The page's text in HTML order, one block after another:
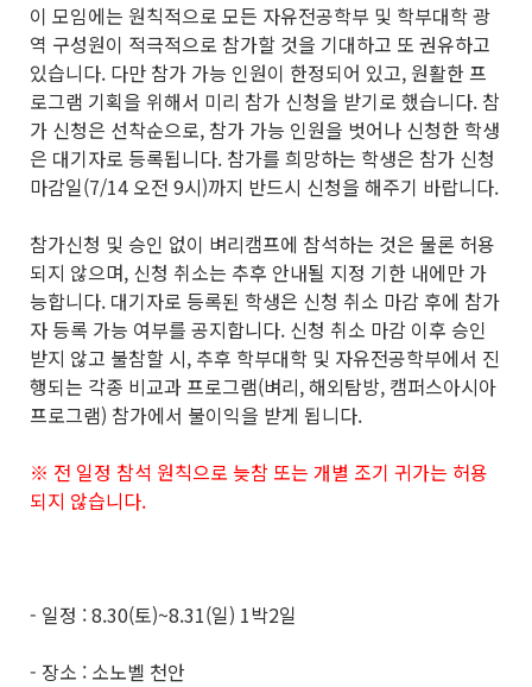
이 모임에는 원칙적으로 모든 자유전공학부 및 학부대학 광
역 구성원이 적극적으로 참가할 것을 기대하고 또 권유하고
있습니다. 다만 참가 가능 인원이 한정되어 있고, 원활한 프
로그램 기획을 위해서 미리 참가 신청을 받기로 했습니다. 참
가 신청은 선착순으로, 참가 가능 인원을 벗어나 신청한 학생
은 대기자로 등록됩니다. 참가를 희망하는 학생은 참가 신청
마감일(7/14 오전 9시)까지 반드시 신청을 해주기 바랍니다.
참가신청 및 승인 없이 벼리캠프에 참석하는 것은 물론 허용
되지 않으며, 신청 취소는 추후 안내될 지정 기한 내에만 가
능합니다. 대기자로 등록된 학생은 신청 취소 마감 후에 참가
자 등록 가능 여부를 공지합니다. 신청 취소 마감 이후 승인
받지 않고 불참할 시, 추후 학부대학 및 자유전공학부에서 진
행되는 각종 비교과 프로그램(벼리, 해외탐방, 캠퍼스아시아
프로그램) 참가에서 불이익을 받게 됩니다.
※ 전 일정 참석 원칙으로 늦참 또는 개별 조기 귀가는 허용
되지 않습니다.
- 일정 : 8.30(토)~8.31(일) 1박2일
- 장소 : 소노벨 천안